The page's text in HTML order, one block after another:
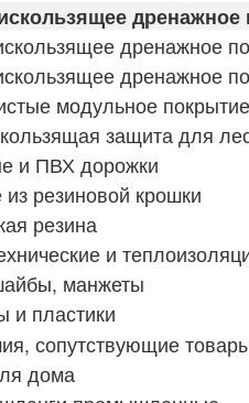
дренажное
дренажное
дренажное
модульное
защита для
и ПВХ дорожки
резиновой крошки
резина
и
манжеты
и пластики
сопутствующие
дома